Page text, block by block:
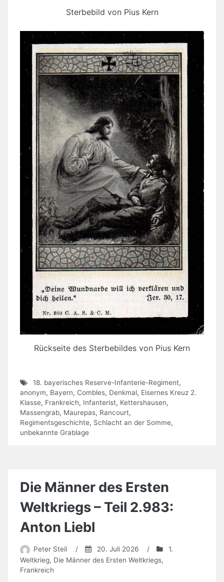
Sterbebild von Pius Kern
Rückseite des Sterbebildes von Pius Kern
18. bayerisches Reserve-Infanterie-Regiment,
anonym, Bayern, Combles, Denkmal, Eisernes Kreuz 2.
Klasse, Frankreich, Infanterist, Kettershausen,
Massengrab, Maurepas, Rancourt,
Regimentsgeschichte, Schlacht an der Somme,
unbekannte Grablage
Die Männer des Ersten
Weltkriegs – Teil 2.983:
Anton Liebl
Peter Steil / 20. Juli 2026 /
1.
Weltkrieg, Die Männer des Ersten Weltkriegs,
Frankreich